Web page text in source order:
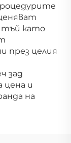
тъй като
през целия
зад
цена и
на